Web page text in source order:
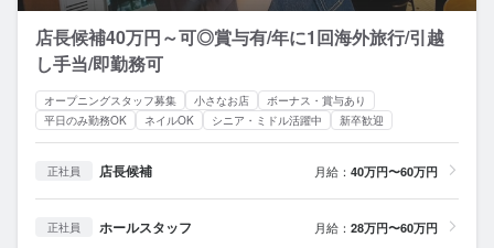
店長候補40万円～可◎賞与有/年に1回海外旅行/引越
し手当/即勤務可
オープニングスタッフ募集 小さなお店
ボーナス・賞与あり
平日のみ勤務OK
ネイルOK シニア・ミドル活躍中 新卒歓迎
正社員 店長候補 月給： 40万円〜60万円
正社員 ホールスタッフ 月給： 28万円〜60万円